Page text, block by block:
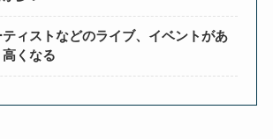
ィストなどのライブ、イベントがあ
くなる